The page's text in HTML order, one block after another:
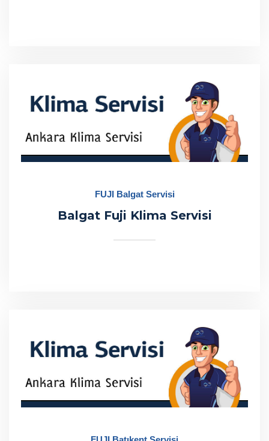
FUJI Balgat Servisi
Balgat Fuji Klima Servisi